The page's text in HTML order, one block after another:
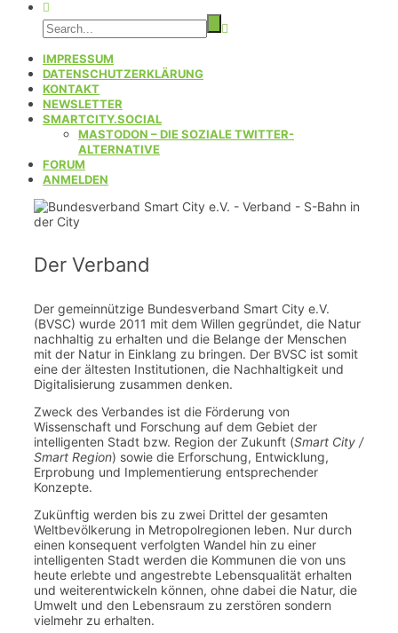
IMPRESSUM
DATENSCHUTZERKLÄRUNG
KONTAKT
NEWSLETTER
SMARTCITY.SOCIAL
MASTODON – DIE SOZIALE TWITTER-
ALTERNATIVE
FORUM
ANMELDEN
Der Verband
Der gemeinnützige Bundesverband Smart City e.V.
(BVSC) wurde 2011 mit dem Willen gegründet, die Natur
nachhaltig zu erhalten und die Belange der Menschen
mit der Natur in Einklang zu bringen. Der BVSC ist somit
eine der ältesten Institutionen, die Nachhaltigkeit und
Digitalisierung zusammen denken.
Zweck des Verbandes ist die Förderung von
Wissenschaft und Forschung auf dem Gebiet der
intelligenten Stadt bzw. Region der Zukunft (Smart City /
Smart Region) sowie die Erforschung, Entwicklung,
Erprobung und Implementierung entsprechender
Konzepte.
Zukünftig werden bis zu zwei Drittel der gesamten
Weltbevölkerung in Metropolregionen leben. Nur durch
einen konsequent verfolgten Wandel hin zu einer
intelligenten Stadt werden die Kommunen die von uns
heute erlebte und angestrebte Lebensqualität erhalten
und weiterentwickeln können, ohne dabei die Natur, die
Umwelt und den Lebensraum zu zerstören sondern
vielmehr zu erhalten.